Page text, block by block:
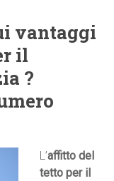
vantaggi
il
?
L’affitto del
tetto per il